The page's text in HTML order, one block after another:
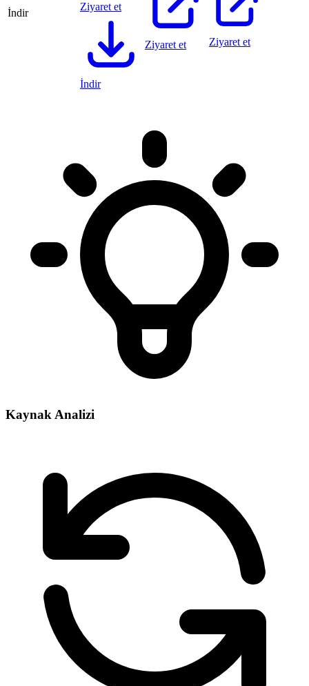
İndir
Ziyaret et
İndir
Ziyaret et Ziyaret et
Kaynak Analizi